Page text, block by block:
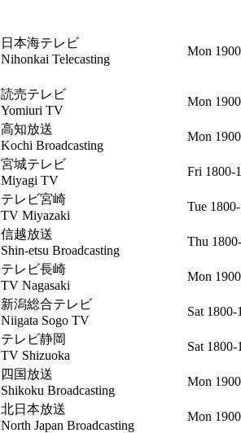
日本海テレビ
Nihonkai Telecasting
Mon
読売テレビ
Yomiuri TV
Mon
高知放送
Kochi Broadcasting
Mon
宮城テレビ
Miyagi TV
Fri 1800-
テレビ宮崎
TV Miyazaki
Tue
信越放送
Shin-etsu Broadcasting
Thu
テレビ長崎
TV Nagasaki
Mon
新潟総合テレビ
Niigata Sogo TV
Sat 1800-
テレビ静岡
TV Shizuoka
Sat 1800-
四国放送
Shikoku Broadcasting
Mon
北日本放送
North Japan Broadcasting
Mon